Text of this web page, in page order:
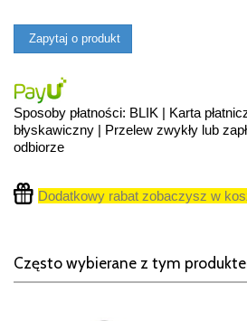
Zapytaj o produkt
Sposoby płatności: BLIK | Karta
błyskawiczny | Przelew zwykły lub
odbiorze
Dodatkowy rabat zobaczysz w
Często wybierane z tym